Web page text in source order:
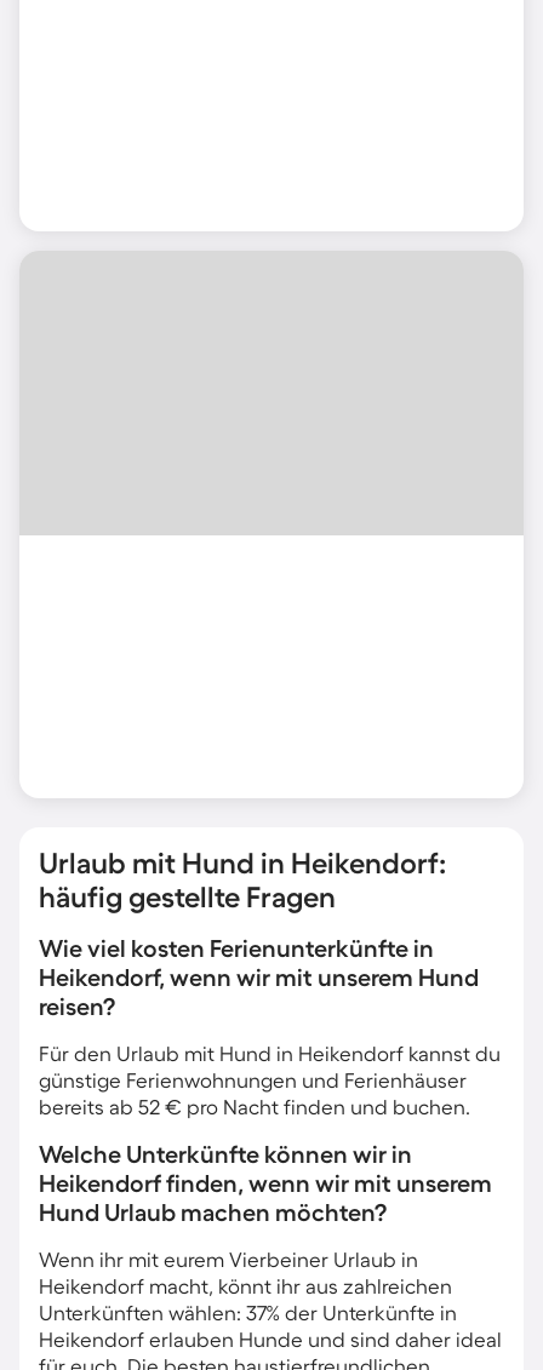
Urlaub mit Hund in Heikendorf:
häufig gestellte Fragen
Wie viel kosten Ferienunterkünfte in
Heikendorf, wenn wir mit unserem Hund
reisen?
Für den Urlaub mit Hund in Heikendorf kannst du
günstige Ferienwohnungen und Ferienhäuser
bereits ab 52 € pro Nacht finden und buchen.
Welche Unterkünfte können wir in
Heikendorf finden, wenn wir mit unserem
Hund Urlaub machen möchten?
Wenn ihr mit eurem Vierbeiner Urlaub in
Heikendorf macht, könnt ihr aus zahlreichen
Unterkünften wählen: 37% der Unterkünfte in
Heikendorf erlauben Hunde und sind daher ideal